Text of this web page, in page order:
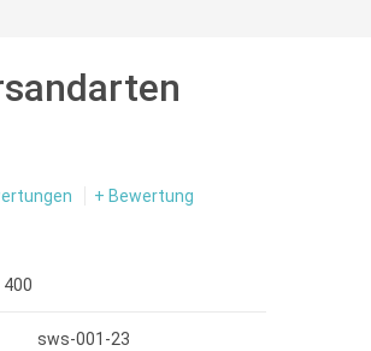
+ Bewertung
400
sws-001-23